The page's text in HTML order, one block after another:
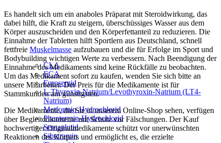
CLA
ECA
Furosemid
L-Thyroxin-Natrium/Levothyroxin-Natrium (LT4-
Natrium)
Metformin-Hydrochlorid
Phentermin-Hydrochlorid
Semaglutid
Sibutramin
Es handelt sich um ein anaboles Präparat mit Steroidwirkung, das
dabei hilft, die Kraft zu steigern, überschüssiges Wasser aus dem
Körper auszuscheiden und den Körperfettanteil zu reduzieren. Die
Einnahme der Tabletten hilft Sportlern aus Deutschland, schnell
fettfreie Muskelmasse aufzubauen und die für Erfolge im Sport und
Bodybuilding wichtigen Werte zu verbessern. Nach Beendigung der
Einnahme des Medikaments sind keine Rückfälle zu beobachten.
Um das Medikament sofort zu kaufen, wenden Sie sich bitte an
unsere Mitarbeiter. Der Preis für die Medikamente ist für
Stammkunden am günstigsten.
Die Medikamente, die Sie in unserem Online-Shop sehen, verfügen
über Begleitdokumente mit Schutz vor Fälschungen. Der Kauf
hochwertiger Originalmedikamente schützt vor unerwünschten
Reaktionen des Körpers und ermöglicht es, die erzielte